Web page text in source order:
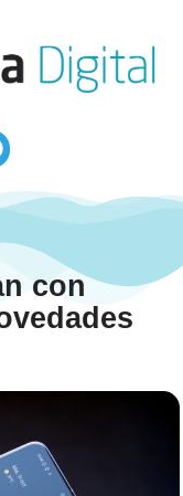
con